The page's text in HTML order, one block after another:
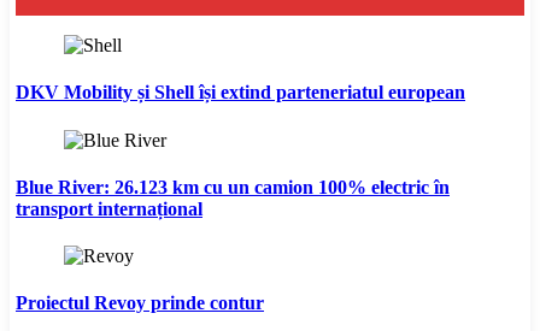
DKV Mobility și Shell își extind parteneriatul european
Blue River: 26.123 km cu un camion 100% electric în
transport internațional
Proiectul Revoy prinde contur